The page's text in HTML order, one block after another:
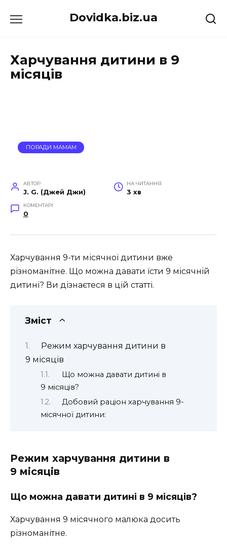
до
Dovidka.biz.ua
Харчування дитини в 9
місяців
ПОРАДИ МАМАМ
АВТОР
J. G. (Джей Джи)
НА ЧИТАННЯ
3 хв
КОМЕНТАРІ
0
Харчування 9-ти місячної дитини вже
різноманітне. Що можна давати їсти 9 місячній
дитині? Ви дізнаєтеся в цій статті.
Зміст
Режим харчування дитини в
9 місяців
Що можна давати дитині в
9 місяців?
Добовий раціон харчування 9-
місячної дитини:
Режим харчування дитини в
9 місяців
Що можна давати дитині в 9 місяців?
Харчування 9 місячного малюка досить
різноманітне.